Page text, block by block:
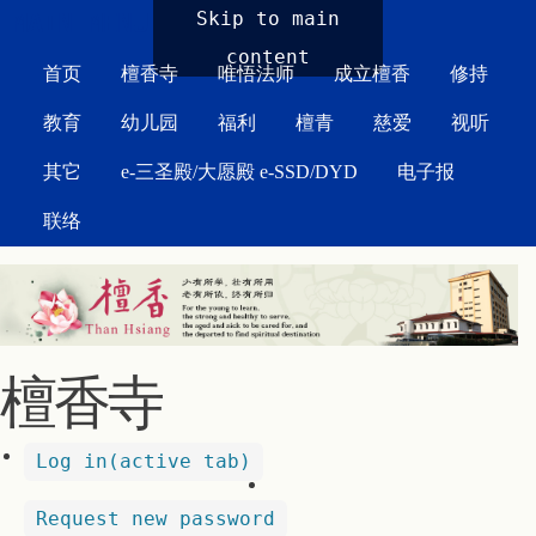
Skip to main
content
首页 檀香寺 唯悟法师 成立檀香 修持
教育 幼儿园 福利 檀青 慈爱 视听
其它 e-三圣殿/大愿殿 e-SSD/DYD 电子报
联络
檀香寺
Log in (active tab)
Request new password